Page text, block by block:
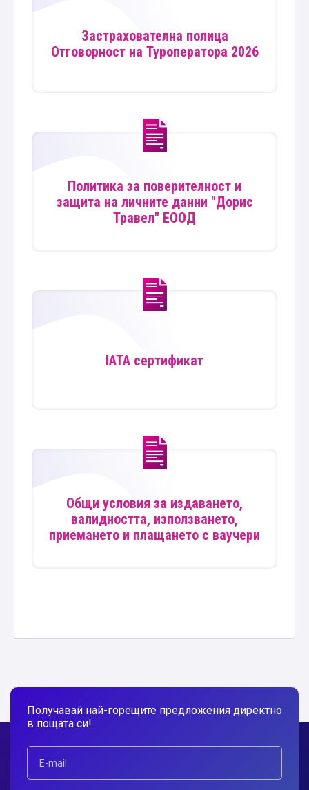
Застрахователна полица
Отговорност на Туроператора 2026
Политика за поверителност и
защита на личните данни "Дорис
Травел" ЕООД
IATA сертификат
Общи условия за издаването,
валидността, използването,
приемането и плащането с ваучери
Получавай най-горещите предложения директно
в пощата си!